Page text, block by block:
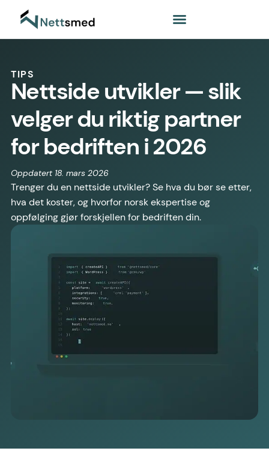
TIPS
Nettside utvikler — slik
velger du riktig partner
for bedriften i 2026
Oppdatert 18. mars 2026
Trenger du en nettside utvikler? Se hva du bør se etter,
hva det koster, og hvorfor norsk ekspertise og
oppfølging gjør forskjellen for bedriften din.